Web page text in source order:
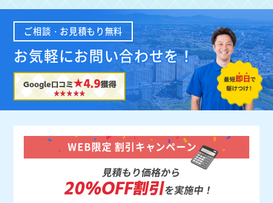
ご相談・お見積もり無料
お気軽にお問い合わせを！
Google口コミ★4.9獲得
WEB限定 割引キャンペーン
見積もり価格から
20%OFF割引を実施中！